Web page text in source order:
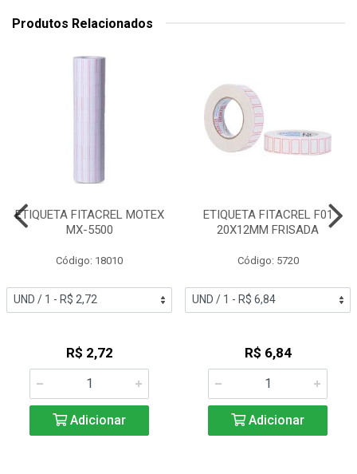
Produtos Relacionados
ETIQUETA FITACREL MOTEX
MX-5500
Código: 18010
R$ 2,72
Adicionar
ETIQUETA FITACREL F01
20X12MM FRISADA
Código: 5720
R$ 6,84
Adicionar